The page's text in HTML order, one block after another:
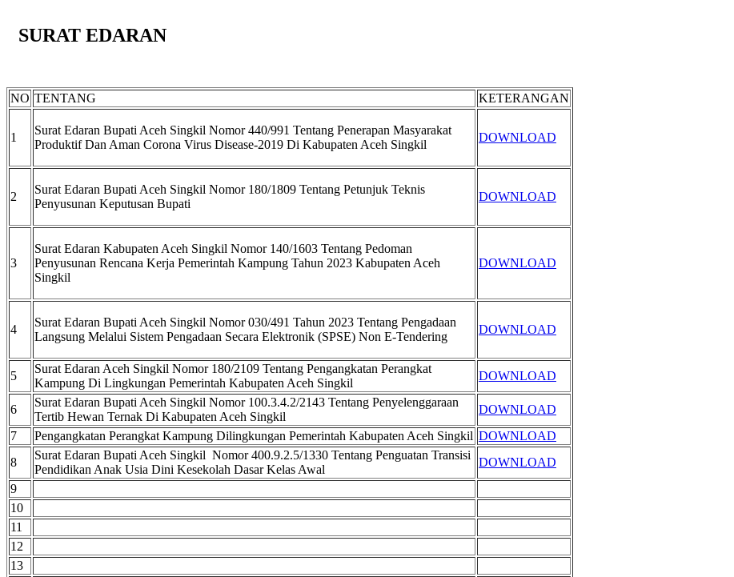
SURAT EDARAN
NO TENTANG KETERANGAN
1
Surat Edaran Bupati Aceh Singkil Nomor 440/991 Tentang Penerapan Masyarakat
Produktif Dan Aman Corona Virus Disease-2019 Di Kabupaten Aceh Singkil
DOWNLOAD
2
Surat Edaran Bupati Aceh Singkil Nomor 180/1809 Tentang Petunjuk Teknis
Penyusunan Keputusan Bupati
DOWNLOAD
3
Surat Edaran Kabupaten Aceh Singkil Nomor 140/1603 Tentang Pedoman
Penyusunan Rencana Kerja Pemerintah Kampung Tahun 2023 Kabupaten Aceh
Singkil
DOWNLOAD
4
Surat Edaran Bupati Aceh Singkil Nomor 030/491 Tahun 2023 Tentang Pengadaan
Langsung Melalui Sistem Pengadaan Secara Elektronik (SPSE) Non E-Tendering
DOWNLOAD
5
Surat Edaran Aceh Singkil Nomor 180/2109 Tentang Pengangkatan Perangkat
Kampung Di Lingkungan Pemerintah Kabupaten Aceh Singkil
DOWNLOAD
6
Surat Edaran Bupati Aceh Singkil Nomor 100.3.4.2/2143 Tentang Penyelenggaraan
Tertib Hewan Ternak Di Kabupaten Aceh Singkil
DOWNLOAD
7
Pengangkatan Perangkat Kampung Dilingkungan Pemerintah Kabupaten Aceh Singkil DOWNLOAD
8
Surat Edaran Bupati Aceh Singkil Nomor 400.9.2.5/1330 Tentang Penguatan Transisi
Pendidikan Anak Usia Dini Kesekolah Dasar Kelas Awal
DOWNLOAD
9
10
11
12
13